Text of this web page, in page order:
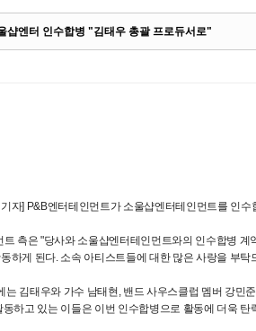
샵엔터 인수합병 "김태우 총괄 프로듀서로"
자] P&B엔터테인먼트가 소울샵엔터테인먼트를 인
측은 "당사와 소울샵엔터테인먼트와의 인수합병
하게 된다. 소속 아티스트들에 대한 많은 사랑을 부탁
는 김태우와 가수 남태현, 밴드 사우스클럽 멤버 강민
동하고 있는 이들은 이번 인수합병으로 활동에 더욱 탄